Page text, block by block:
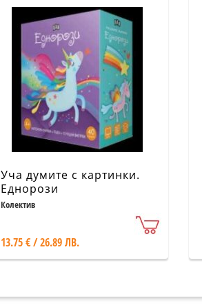
Уча думите с картинки.
Еднорози
Колектив
13.75 € / 26.89 ЛВ.